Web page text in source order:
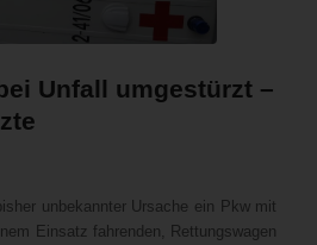
Unfall umgestürzt –
unbekannter Ursache ein Pkw mit
Einsatz fahrenden, Rettungswagen